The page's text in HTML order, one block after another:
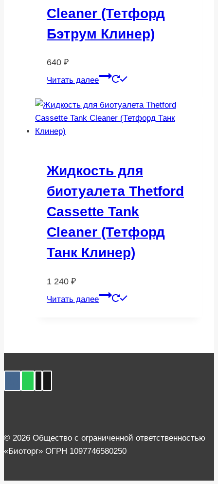
Cleaner (Тетфорд
Бэтрум Клинер)
640 ₽
Читать далее
Жидкость для
биотуалета Thetford
Cassette Tank
Cleaner (Тетфорд
Танк Клинер)
1 240 ₽
Читать далее
© 2026 Общество с ограниченной ответственностью
«Биоторг» ОГРН 1097746580250